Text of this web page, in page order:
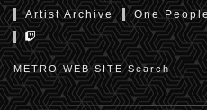
Artist Archive
One
METRO WEB SITE Search